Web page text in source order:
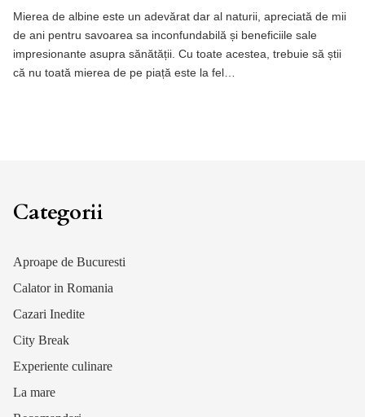
Mierea de albine este un adevărat dar al naturii, apreciată de mii
de ani pentru savoarea sa inconfundabilă și beneficiile sale
impresionante asupra sănătății. Cu toate acestea, trebuie să știi
că nu toată mierea de pe piață este la fel…
Categorii
Aproape de Bucuresti
Calator in Romania
Cazari Inedite
City Break
Experiente culinare
La mare